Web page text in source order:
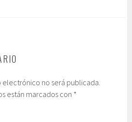
no será publicada.
están marcados con *